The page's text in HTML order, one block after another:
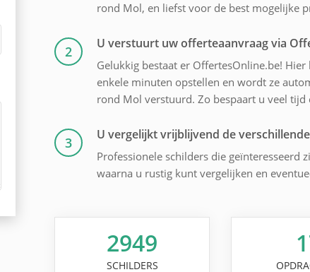
rond Mol, en liefst voor de best mogelijke
2 U verstuurt uw offerteaanvraag via
Gelukkig bestaat er OffertesOnline.be!
enkele minuten opstellen en wordt ze
rond Mol verstuurd. Zo bespaart u veel tijd
3 U vergelijkt vrijblijvend de
Professionele schilders die
waarna u rustig kunt vergelijken en
2949
SCHILDERS